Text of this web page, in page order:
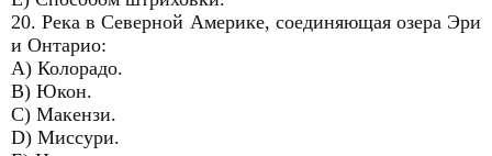
20. Река в Северной Америке, соединяющая озера Эри
и Онтарио:
A) Колорадо.
B) Юкон.
C) Макензи.
D) Миссури.